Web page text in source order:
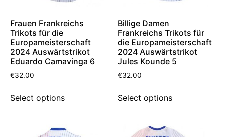
Frauen Frankreichs
Trikots für die
Europameisterschaft
2024 Auswärtstrikot
Eduardo Camavinga 6
€32.00
Select options
Billige Damen
Frankreichs Trikots für
die Europameisterschaft
2024 Auswärtstrikot
Jules Kounde 5
€32.00
Select options